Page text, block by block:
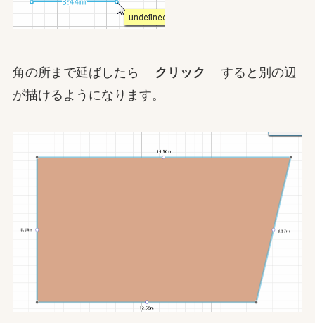
角の所まで延ばしたら クリック
すると別の辺
が描けるようになります。